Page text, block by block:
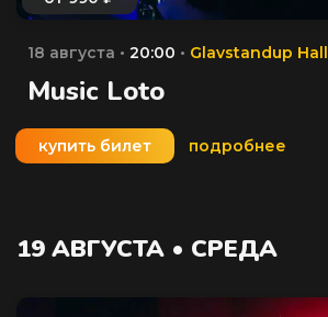
18 августа • 20:00 • Glavstandup Hall
Music Loto
купить билет подробнее
19 АВГУСТА • СРЕДА